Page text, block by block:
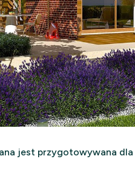
jest przygotowywana